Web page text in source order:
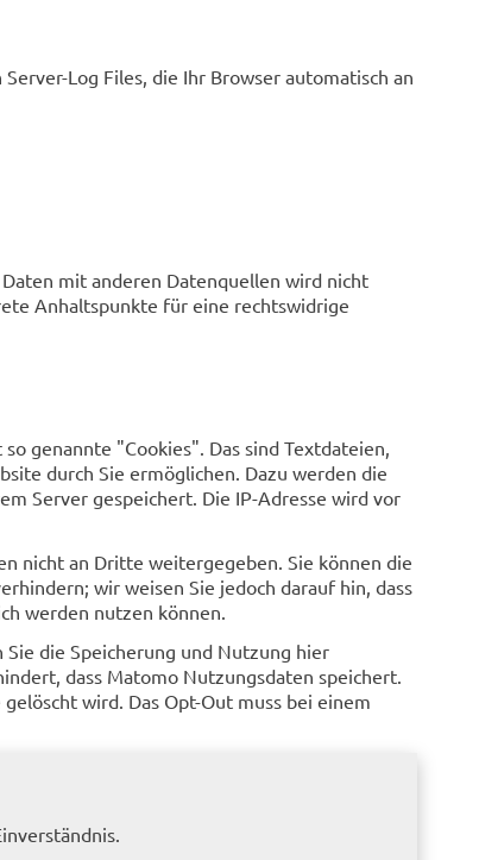
Log Files, die Ihr Browser automatisch an
mit anderen Datenquellen wird nicht
Anhaltspunkte für eine rechtswidrige
genannte "Cookies". Das sind Textdateien,
durch Sie ermöglichen. Dazu werden die
Server gespeichert. Die IP-Adresse wird vor
nicht an Dritte weitergegeben. Sie können die
wir weisen Sie jedoch darauf hin, dass
werden nutzen können.
die Speicherung und Nutzung hier
dass Matomo Nutzungsdaten speichert.
wird. Das Opt-Out muss bei einem